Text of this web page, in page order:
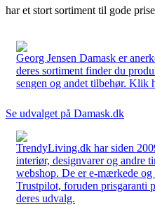
har et stort sortiment til gode
Georg Jensen Damask er
deres sortiment finder du
sengen og andet tilbehør. Klik
Se udvalget på Damask.dk
TrendyLiving.dk har siden
interiør, designvarer og andre
webshop. De er e-mærkede og
Trustpilot, foruden prisgaranti
deres udvalg.